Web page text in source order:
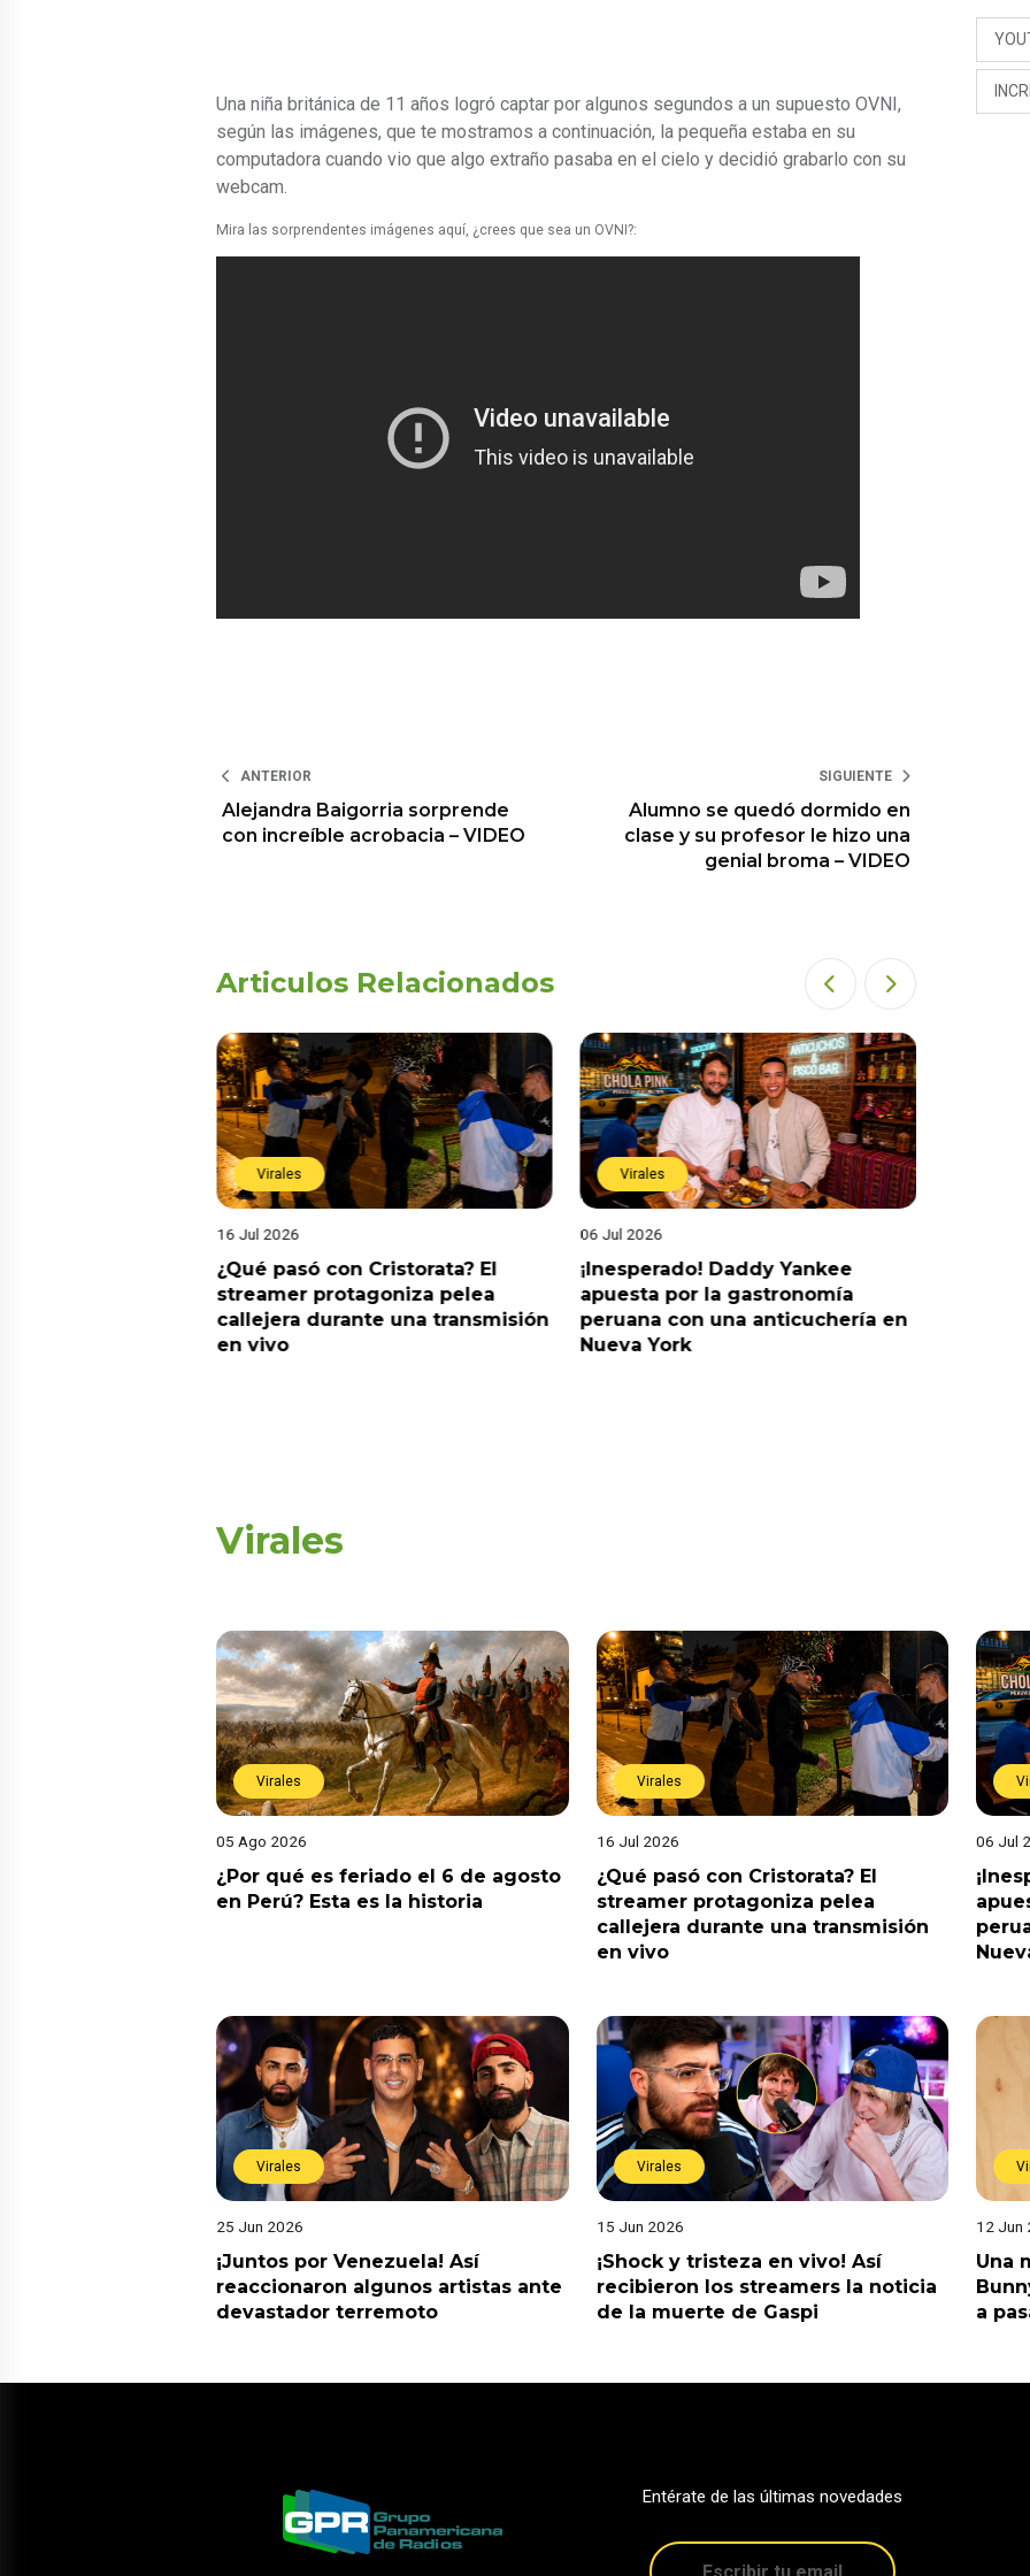
Una niña británica de 11 años logró captar por algunos segundos a un supuesto OVNI,
según las imágenes, que te mostramos a continuación, la pequeña estaba en su
computadora cuando vio que algo extraño pasaba en el cielo y decidió grabarlo con su
webcam.
Mira las sorprendentes imágenes aquí, ¿crees que sea un OVNI?:
ANTERIOR
Alejandra Baigorria sorprende
con increíble acrobacia – VIDEO
SIGUIENTE
Alumno se quedó dormido en
clase y su profesor le hizo una
genial broma – VIDEO
Articulos Relacionados
Virales
16 Jul 2026
¿Qué pasó con Cristorata? El
streamer protagoniza pelea
callejera durante una transmisión
en vivo
Virales
06 Jul 2026
¡Inesperado! Daddy Yankee
apuesta por la gastronomía
peruana con una anticuchería en
Nueva York
Virales
Virales
05 Ago 2026
¿Por qué es feriado el 6 de agosto
en Perú? Esta es la historia
Virales
16 Jul 2026
¿Qué pasó con Cristorata? El
streamer protagoniza pelea
callejera durante una transmisión
en vivo
06 Jul
Virales
25 Jun 2026
¡Juntos por Venezuela! Así
reaccionaron algunos artistas ante
devastador terremoto
Virales
15 Jun 2026
¡Shock y tristeza en vivo! Así
recibieron los streamers la noticia
de la muerte de Gaspi
12 Jun
Una
a
Entérate de las últimas novedades